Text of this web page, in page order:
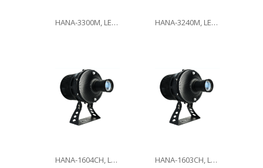
HANA-3300M, LED300W HANA-3240M, LED240W
HANA-1604CH, LED160W HANA-1603CH, LED160W